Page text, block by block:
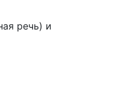
речь) и